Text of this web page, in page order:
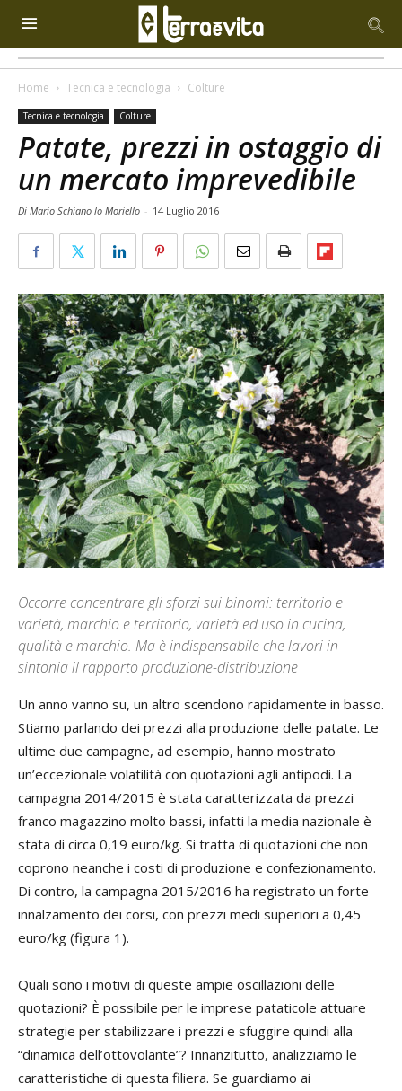
Home Tecnica e tecnologia Colture
Tecnica e tecnologia Colture
Patate, prezzi in ostaggio di
un mercato imprevedibile
Di Mario Schiano lo Moriello - 14 Luglio 2016
Occorre concentrare gli sforzi sui binomi: territorio e
varietà, marchio e territorio, varietà ed uso in cucina,
qualità e marchio. Ma è indispensabile che lavori in
sintonia il rapporto produzione-distribuzione
Un anno vanno su, un altro scendono rapidamente in basso.
Stiamo parlando dei prezzi alla produzione delle patate. Le
ultime due campagne, ad esempio, hanno mostrato
un’eccezionale volatilità con quotazioni agli antipodi. La
campagna 2014/2015 è stata caratterizzata da prezzi
franco magazzino molto bassi, infatti la media nazionale è
stata di circa 0,19 euro/kg. Si tratta di quotazioni che non
coprono neanche i costi di produzione e confezionamento.
Di contro, la campagna 2015/2016 ha registrato un forte
innalzamento dei corsi, con prezzi medi superiori a 0,45
euro/kg (figura 1).
Quali sono i motivi di queste ampie oscillazioni delle
quotazioni? È possibile per le imprese pataticole attuare
strategie per stabilizzare i prezzi e sfuggire quindi alla
“dinamica dell’ottovolante”? Innanzitutto, analizziamo le
caratteristiche di questa filiera. Se guardiamo ai